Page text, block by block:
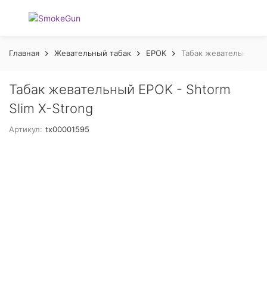
Главная Жевательный табак EPOK Табак жевательный
Табак жевательный EPOK - Shtorm
Slim X-Strong
Артикул: tx00001595